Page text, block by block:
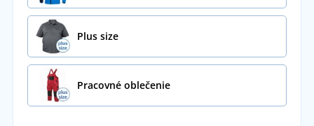
Plus size
Pracovné oblečenie